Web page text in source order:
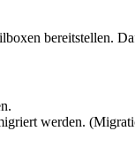
bereitstellen.
werden.